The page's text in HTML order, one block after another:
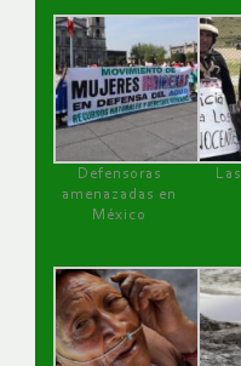
Defensoras
amenazadas en
México